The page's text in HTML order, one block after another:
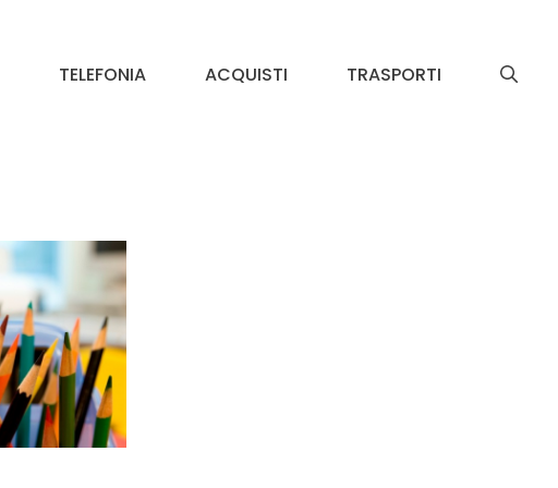
TELEFONIA ACQUISTI TRASPORTI